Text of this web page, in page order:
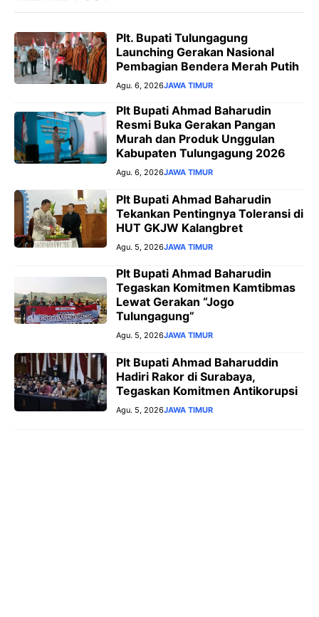
Plt. Bupati Tulungagung
Launching Gerakan Nasional
Pembagian Bendera Merah Putih
Agu. 6, 2026JAWA TIMUR
Plt Bupati Ahmad Baharudin
Resmi Buka Gerakan Pangan
Murah dan Produk Unggulan
Kabupaten Tulungagung 2026
Agu. 6, 2026JAWA TIMUR
Plt Bupati Ahmad Baharudin
Tekankan Pentingnya Toleransi di
HUT GKJW Kalangbret
Agu. 5, 2026JAWA TIMUR
Plt Bupati Ahmad Baharudin
Tegaskan Komitmen Kamtibmas
Lewat Gerakan “Jogo
Tulungagung”
Agu. 5, 2026JAWA TIMUR
Plt Bupati Ahmad Baharuddin
Hadiri Rakor di Surabaya,
Tegaskan Komitmen Antikorupsi
Agu. 5, 2026JAWA TIMUR